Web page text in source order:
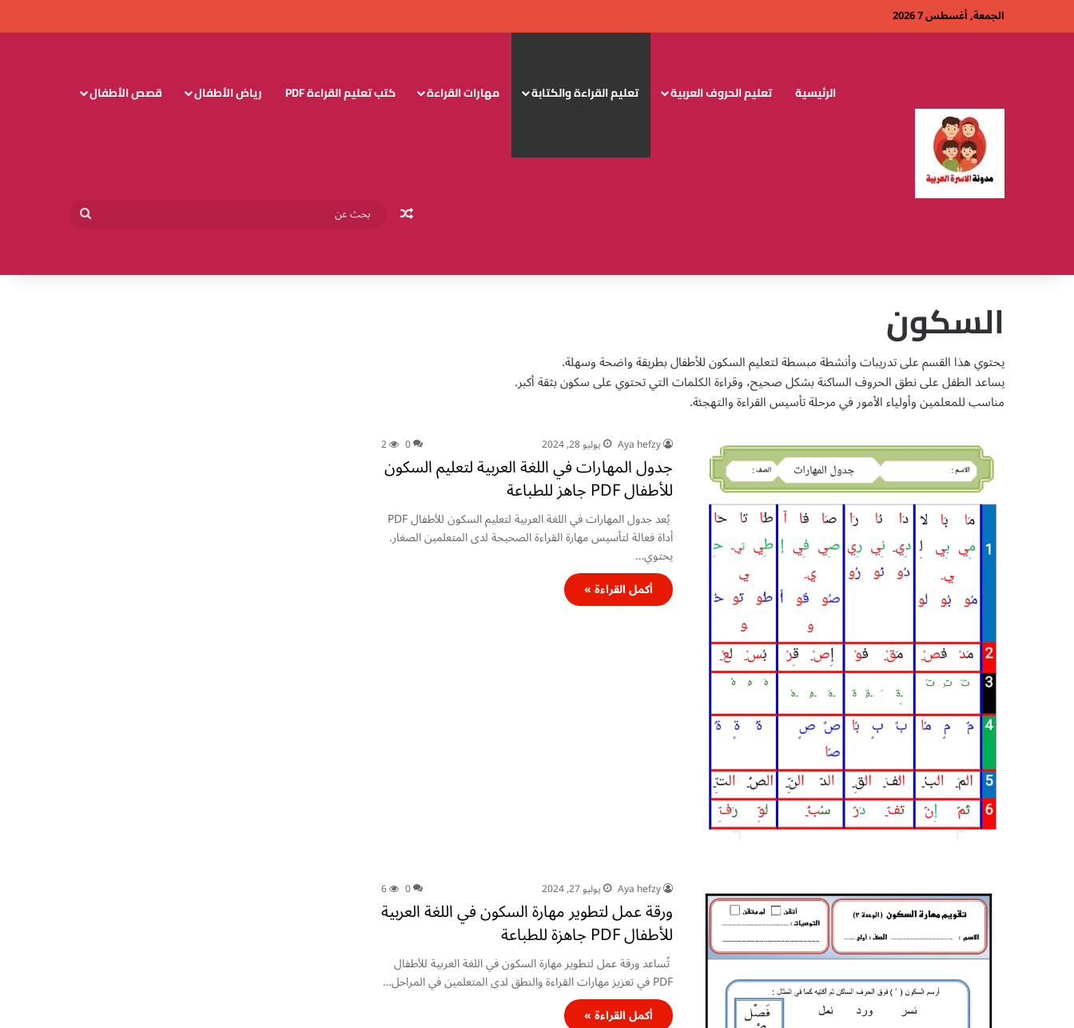
الجمعة, أغسطس 7 2026
الرئيسية تعليم الحروف العربية تعليم القراءة والكتابة مهارات القراءة كتب تعليم القراءة PDF رياض الأطفال قصص الأطفال
مقال عشوائي
السكون
يحتوي هذا القسم على تدريبات وأنشطة مبسطة لتعليم السكون للأطفال بطريقة واضحة وسهلة.
يساعد الطفل على نطق الحروف الساكنة بشكل صحيح، وقراءة الكلمات التي تحتوي على سكون بثقة أكبر.
مناسب للمعلمين وأولياء الأمور في مرحلة تأسيس القراءة والتهجئة.
Aya hefzy يوليو 28, 2024 0
2
جدول المهارات في اللغة العربية لتعليم السكون
للأطفال PDF جاهز للطباعة
يُعد جدول المهارات في اللغة العربية لتعليم السكون للأطفال PDF
أداة فعالة لتأسيس مهارة القراءة الصحيحة لدى المتعلمين الصغار.
يحتوي…
أكمل القراءة »
Aya hefzy يوليو 27, 2024 0
6
ورقة عمل لتطوير مهارة السكون في اللغة العربية
للأطفال PDF جاهزة للطباعة
تُساعد ورقة عمل لتطوير مهارة السكون في اللغة العربية للأطفال
PDF في تعزيز مهارات القراءة والنطق لدى المتعلمين في المراحل…
أكمل القراءة »